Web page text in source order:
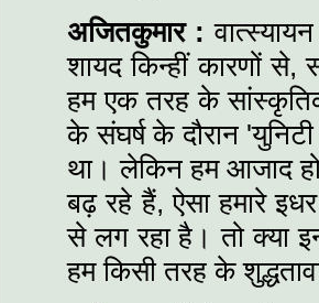
अजितकुमार :
शायद किन्हीं कारणों
हम एक तरह के
के संघर्ष के दौरान
था। लेकिन हम आजाद
बढ़ रहे हैं, ऐसा हमारे
से लग रहा है। तो क्या
हम किसी तरह के